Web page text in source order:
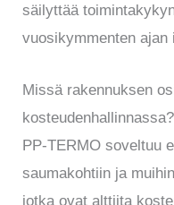
säilyttää
vuosikymmenten
Missä rakennuksen
kosteudenhallinnassa?
PP-TERMO soveltuu
saumakohtiin ja
jotka ovat alttiita